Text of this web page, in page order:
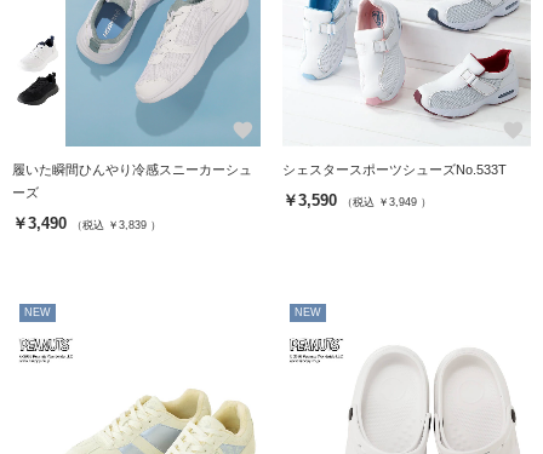
favorite
履いた瞬間ひんやり冷感スニーカーシュ
ーズ
￥3,490 （税込 ￥3,839 ）
favorite
シェスタースポーツシューズNo.533T
￥3,590 （税込 ￥3,949 ）
NEW NEW